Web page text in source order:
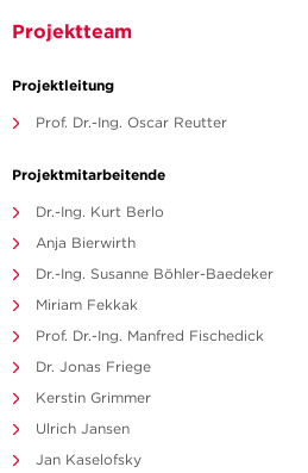
Projektteam
Projektleitung
Prof. Dr.-Ing. Oscar Reutter
Projektmitarbeitende
Dr.-Ing. Kurt Berlo
Anja Bierwirth
Dr.-Ing. Susanne Böhler-Baedeker
Miriam Fekkak
Prof. Dr.-Ing. Manfred Fischedick
Dr. Jonas Friege
Kerstin Grimmer
Ulrich Jansen
Jan Kaselofsky